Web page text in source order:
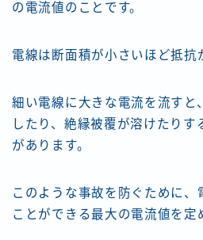
の電流値のことです。
電線は断面積が小さいほど抵抗
細い電線に大きな電流を流すと
したり、絶縁被覆が溶けたりす
があります。
このような事故を防ぐために、
ことができる最大の電流値を定